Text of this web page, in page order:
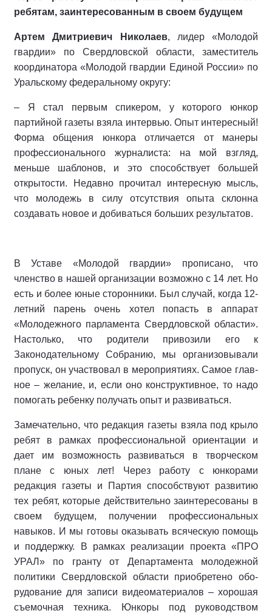
ребятам, заинтересованным в своем будущем
Артем Дмитри­евич Николаев, лидер «Молодой
гвардии» по Сверд­ловской области, заместитель
коор­динатора «Молодой гвардии Единой России» по
Ураль­скому федеральному округу:
– Я стал первым спикером, у кото­рого юнкор
партийной газеты взяла интервью. Опыт интересный!
Форма общения юнкора отличается от мане­ры
профессионального журналиста: на мой взгляд,
меньше шаблонов, и это способствует большей
открыто­сти. Недавно прочитал интересную мысль,
что молодежь в силу отсут­ствия опыта склонна
создавать новое и добиваться больших результатов.
В Уставе «Молодой гвардии» пропи­сано, что
членство в нашей организации возможно с 14 лет. Но
есть и более юные сторонники. Был случай, когда 12-
летний парень очень хотел попасть в аппарат
«Молодежного парламента Свердлов­ской области».
Настолько, что родители привозили его к
Законодательному Со­бранию, мы организовывали
пропуск, он участвовал в мероприятиях. Самое глав­
ное – желание, и, если оно конструктив­ное, то надо
помогать ребенку получать опыт и развиваться.
Замечательно, что редакция газеты взяла под крыло
ребят в рамках про­фессиональной ориентации и
дает им возможность развиваться в творческом
плане с юных лет! Через работу с юн­корами
редакция газеты и Партия спо­собствуют развитию
тех ребят, которые действительно заинтересованы в
своем будущем, получении профессиональных
навыков. И мы готовы оказывать всяче­скую помощь
и поддержку. В рамках ре­ализации проекта «ПРО
УРАЛ» по гранту от Департамента молодежной
политики Свердловской области приобретено обо­
рудование для записи видеоматериалов – хорошая
съемочная техника. Юнкоры под руководством